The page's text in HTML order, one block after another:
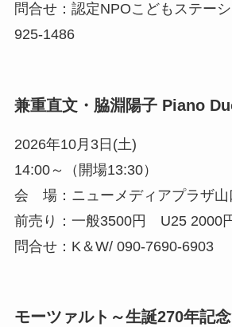
問合せ：認定NPOこどもステー
925-1486
兼重直文・脇淵陽子 Piano
2026年10月3日(土)
14:00～（開場13:30）
会 場：ニューメディアプラザ山
前売り：一般3500円 U25 2000
問合せ：K＆W/ 090-7690-6903
モーツァルト～生誕270年記